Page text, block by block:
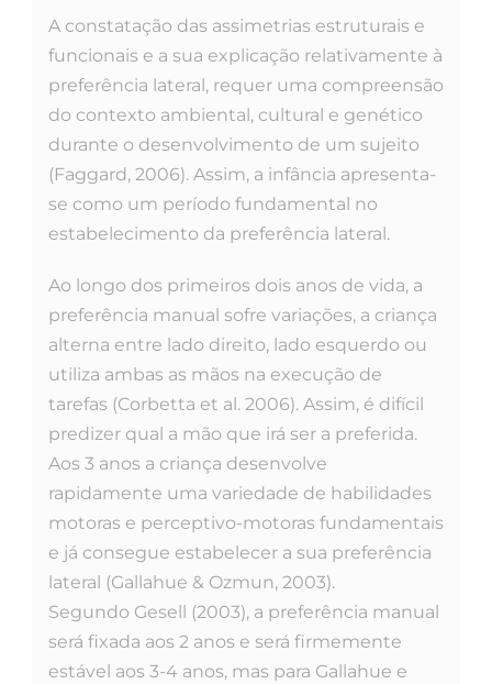
A constatação das assimetrias estruturais e
funcionais e a sua explicação relativamente à
preferência lateral, requer uma compreensão
do contexto ambiental, cultural e genético
durante o desenvolvimento de um sujeito
(Faggard, 2006). Assim, a infância apresenta-
se como um período fundamental no
estabelecimento da preferência lateral.
Ao longo dos primeiros dois anos de vida, a
preferência manual sofre variações, a criança
alterna entre lado direito, lado esquerdo ou
utiliza ambas as mãos na execução de
tarefas (Corbetta et al. 2006). Assim, é difícil
predizer qual a mão que irá ser a preferida.
Aos 3 anos a criança desenvolve
rapidamente uma variedade de habilidades
motoras e perceptivo-motoras fundamentais
e já consegue estabelecer a sua preferência
lateral (Gallahue & Ozmun, 2003).
Segundo Gesell (2003), a preferência manual
será fixada aos 2 anos e será firmemente
estável aos 3-4 anos, mas para Gallahue e